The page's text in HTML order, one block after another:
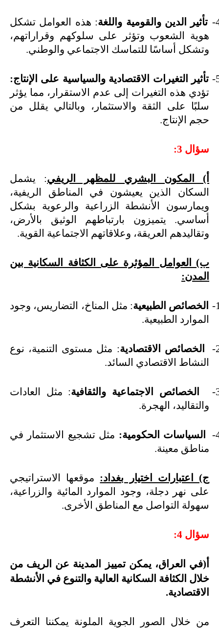
تأثير الدين والقومية واللغة: هذه العوامل تشكل
هوية الشعوب وتؤثر على سلوكهم وقراراتهم،
وتشكل أساسًا للتماسك الاجتماعي والوطني.
تأثير التغيرات الاقتصادية والسياسية على الإنتاج:
تؤدي هذه التغيرات إلى عدم الاستقرار، مما يؤثر
سلبًا على الثقة والاستثمار، وبالتالي يقلل من
حجم الإنتاج.
سؤال 3 :
أ) المكون البشري للمظهر الريفي: يشمل
السكان الذين يعيشون في المناطق الريفية،
ويمارسون الأنشطة الزراعية والرعوية بشكل
أساسي. يتميزون بارتباطهم الوثيق بالأرض،
وتقاليدهم العريقة، وعلاقاتهم الاجتماعية القوية.
ب) العوامل المؤثرة على الكثافة السكانية بين
المدن:
الخصائص الطبيعية: مثل المناخ، التضاريس، وجود
الموارد الطبيعية.
الخصائص الاقتصادية: مثل مستوى التنمية، نوع
النشاط الاقتصادي السائد.
الخصائص الاجتماعية والثقافية: مثل العادات
والتقاليد، الهجرة.
السياسات الحكومية: مثل تشجيع الاستثمار في
مناطق معينة.
ج) اعتبارات اختيار بغداد: موقعها الاستراتيجي
على نهر دجلة، وجود الموارد المائية والزراعية،
سهولة التواصل مع المناطق الأخرى.
سؤال 4 :
)في العراق، يمكن تمييز المدينة عن الريف من
خلال الكثافة السكانية العالية والتنوع في الأنشطة
الاقتصادية.
من خلال الصور الجوية الملونة يمكننا التعرف